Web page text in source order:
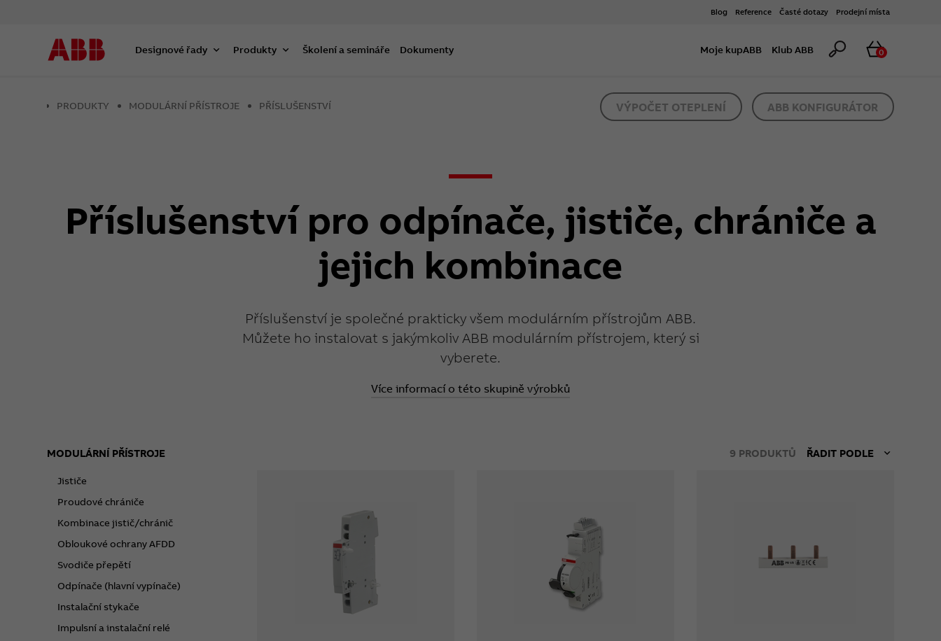
Blog Reference Časté dotazy Prodejní místa
Designové řady Produkty Školení a semináře Dokumenty Moje kupABB Klub ABB Hledat
0
PRODUKTY MODULÁRNÍ PŘÍSTROJE PŘÍSLUŠENSTVÍ ABB KONFIGURÁTOR
VÝPOČET OTEPLENÍ
Příslušenství pro odpínače, jističe, chrániče a
jejich kombinace
Příslušenství je společné prakticky všem modulárním přístrojům ABB.
Můžete ho instalovat s jakýmkoliv ABB modulárním přístrojem, který si
vyberete.
Více informací o této skupině výrobků
MODULÁRNÍ PŘÍSTROJE
Jističe
Proudové chrániče
Kombinace jistič/chránič
Obloukové ochrany AFDD
Svodiče přepětí
Odpínače (hlavní vypínače)
Instalační stykače
Impulsní a instalační relé
9 PRODUKTŮ ŘADIT PODLE